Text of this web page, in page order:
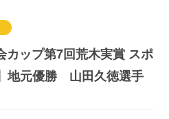
カップ第7回荒木実賞 スポ
地元優勝 山田久徳選手